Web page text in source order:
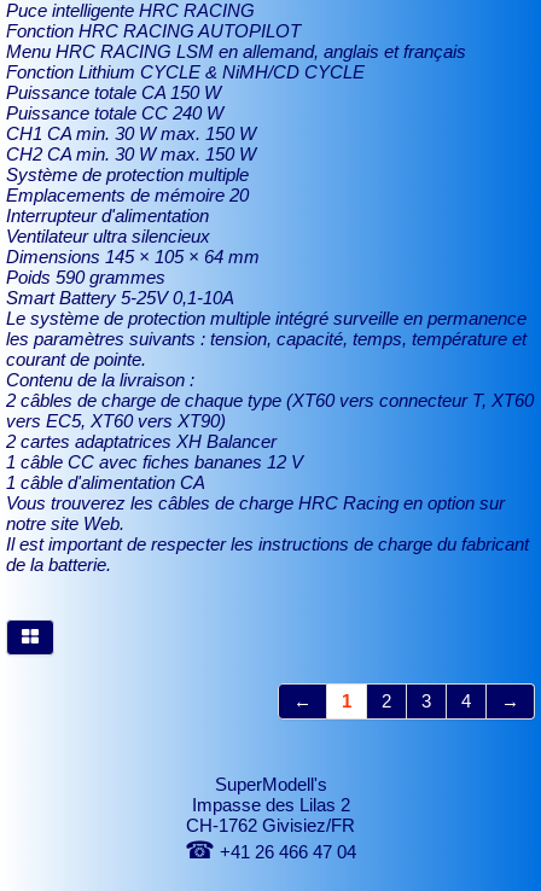
Puce intelligente HRC RACING
Fonction HRC RACING AUTOPILOT
Menu HRC RACING LSM en allemand, anglais et français
Fonction Lithium CYCLE & NiMH/CD CYCLE
Puissance totale CA 150 W
Puissance totale CC 240 W
CH1 CA min. 30 W max. 150 W
CH2 CA min. 30 W max. 150 W
Système de protection multiple
Emplacements de mémoire 20
Interrupteur d'alimentation
Ventilateur ultra silencieux
Dimensions 145 × 105 × 64 mm
Poids 590 grammes
Smart Battery 5-25V 0,1-10A
Le système de protection multiple intégré surveille en permanence
les paramètres suivants : tension, capacité, temps, température et
courant de pointe.
Contenu de la livraison :
2 câbles de charge de chaque type (XT60 vers connecteur T, XT60
vers EC5, XT60 vers XT90)
2 cartes adaptatrices XH Balancer
1 câble CC avec fiches bananes 12 V
1 câble d'alimentation CA
Vous trouverez les câbles de charge HRC Racing en option sur
notre site Web.
Il est important de respecter les instructions de charge du fabricant
de la batterie.
← 1 2 3 4 →
SuperModell's
Impasse des Lilas 2
CH-1762 Givisiez/FR
☎ +41 26 466 47 04